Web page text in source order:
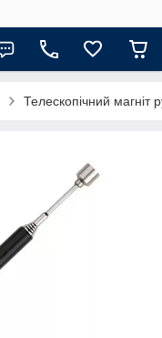
Телескопічний магніт